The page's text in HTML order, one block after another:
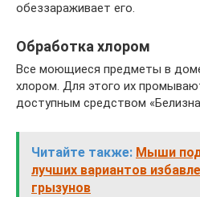
обеззараживает его.
Обработка хлором
Все моющиеся предметы в
хлором. Для этого их
доступным средством
Читайте также: Мыши
лучших вариантов
грызунов